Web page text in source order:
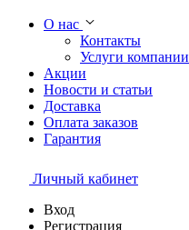
О нас
Контакты
Услуги компании
Акции
Новости и статьи
Доставка
Оплата заказов
Гарантия
Личный кабинет
Вход
Регистрация